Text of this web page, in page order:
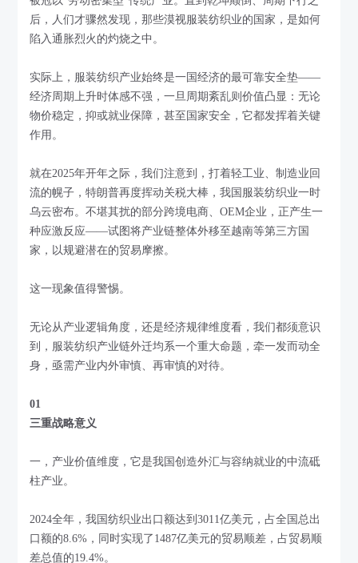
后，人们才骤然发现，那些漠视服装纺织业的国家，是如何
陷入通胀烈火的灼烧之中。
实际上，服装纺织产业始终是一国经济的最可靠安全垫——
经济周期上升时体感不强，一旦周期紊乱则价值凸显：无论
物价稳定，抑或就业保障，甚至国家安全，它都发挥着关键
作用。
就在2025年开年之际，我们注意到，打着轻工业、制造业回
流的幌子，特朗普再度挥动关税大棒，我国服装纺织业一时
乌云密布。不堪其扰的部分跨境电商、OEM企业，正产生一
种应激反应——试图将产业链整体外移至越南等第三方国
家，以规避潜在的贸易摩擦。
这一现象值得警惕。
无论从产业逻辑角度，还是经济规律维度看，我们都须意识
到，服装纺织产业链外迁均系一个重大命题，牵一发而动全
身，亟需产业内外审慎、再审慎的对待。
01
三重战略意义
一，产业价值维度，它是我国创造外汇与容纳就业的中流砥
柱产业。
2024全年，我国纺织业出口额达到3011亿美元，占全国总出
口额的8.6%，同时实现了1487亿美元的贸易顺差，占贸易顺
差总值的19.4%。